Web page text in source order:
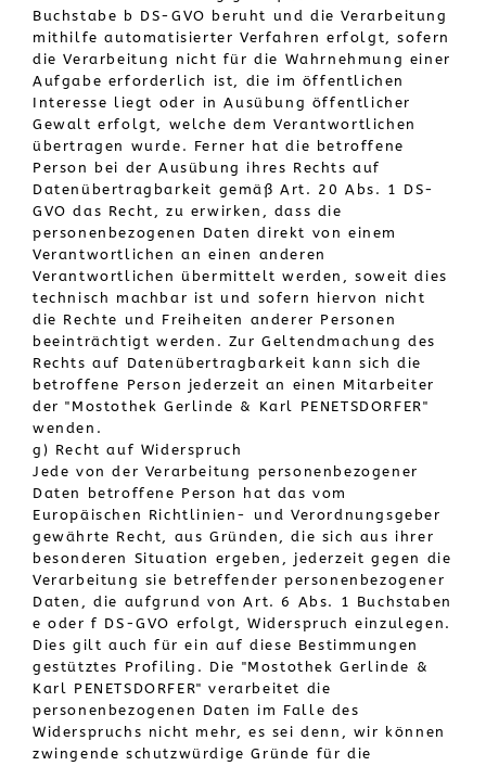
Buchstabe b DS-GVO beruht und die Verarbeitung
mithilfe automatisierter Verfahren erfolgt, sofern
die Verarbeitung nicht für die Wahrnehmung einer
Aufgabe erforderlich ist, die im öffentlichen
Interesse liegt oder in Ausübung öffentlicher
Gewalt erfolgt, welche dem Verantwortlichen
übertragen wurde. Ferner hat die betroffene
Person bei der Ausübung ihres Rechts auf
Datenübertragbarkeit gemäß Art. 20 Abs. 1 DS-
GVO das Recht, zu erwirken, dass die
personenbezogenen Daten direkt von einem
Verantwortlichen an einen anderen
Verantwortlichen übermittelt werden, soweit dies
technisch machbar ist und sofern hiervon nicht
die Rechte und Freiheiten anderer Personen
beeinträchtigt werden. Zur Geltendmachung des
Rechts auf Datenübertragbarkeit kann sich die
betroffene Person jederzeit an einen Mitarbeiter
der "Mostothek Gerlinde & Karl PENETSDORFER"
wenden.
g) Recht auf Widerspruch
Jede von der Verarbeitung personenbezogener
Daten betroffene Person hat das vom
Europäischen Richtlinien- und Verordnungsgeber
gewährte Recht, aus Gründen, die sich aus ihrer
besonderen Situation ergeben, jederzeit gegen die
Verarbeitung sie betreffender personenbezogener
Daten, die aufgrund von Art. 6 Abs. 1 Buchstaben
e oder f DS-GVO erfolgt, Widerspruch einzulegen.
Dies gilt auch für ein auf diese Bestimmungen
gestütztes Profiling. Die "Mostothek Gerlinde &
Karl PENETSDORFER" verarbeitet die
personenbezogenen Daten im Falle des
Widerspruchs nicht mehr, es sei denn, wir können
zwingende schutzwürdige Gründe für die